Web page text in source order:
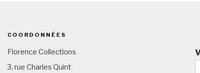
COORDONNÉES
Florence Collections
3, rue Charles Quint